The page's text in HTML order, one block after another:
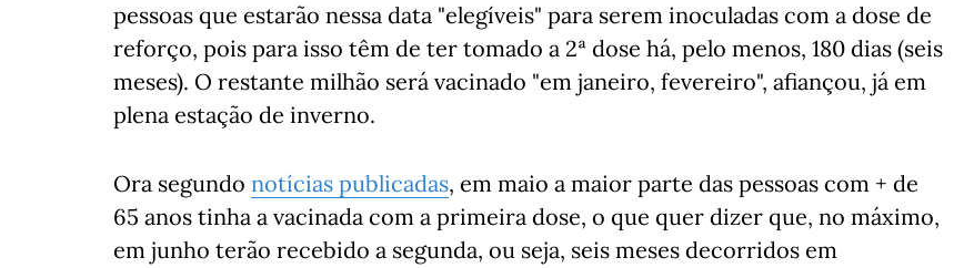
pessoas que estarão nessa data "elegíveis" para serem inoculadas com a dose de
reforço, pois para isso têm de ter tomado a 2ª dose há, pelo menos, 180 dias (seis
meses). O restante milhão será vacinado "em janeiro, fevereiro", afiançou, já em
plena estação de inverno.
Ora segundo notícias publicadas, em maio a maior parte das pessoas com + de
65 anos tinha a vacinada com a primeira dose, o que quer dizer que, no máximo,
em junho terão recebido a segunda, ou seja, seis meses decorridos em